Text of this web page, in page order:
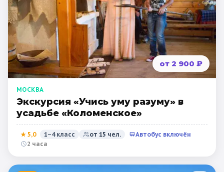
от 2 900 ₽
МОСКВА
Экскурсия «Учись уму разуму» в
усадьбе «Коломенское»
★ 5,0 1–4 класс от 15 чел.
Автобус включён
2 часа